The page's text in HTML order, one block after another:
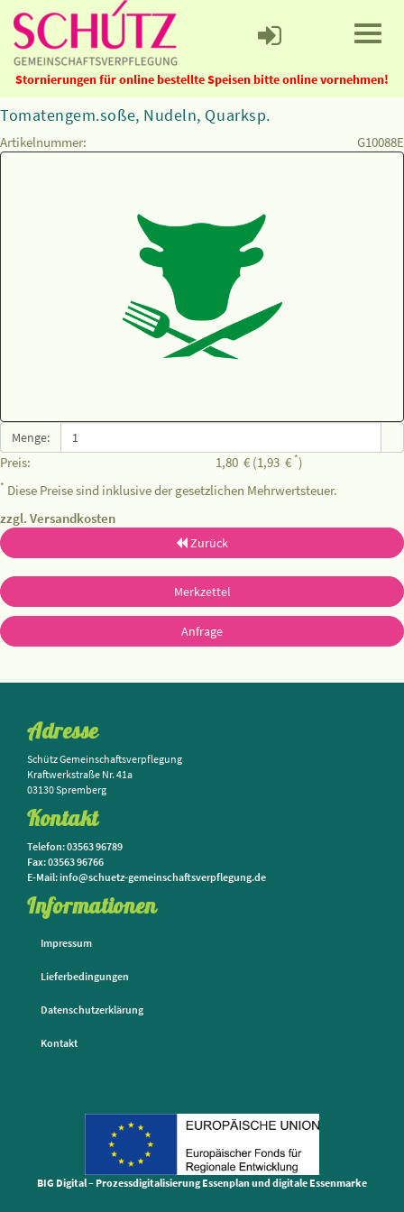
Stornierungen für online bestellte Speisen bitte online vornehmen!
Tomatengem.soße, Nudeln, Quarksp.
Artikelnummer: G10088E
Menge:
Preis: 1,80 € (1,93 € *)
* Diese Preise sind inklusive der gesetzlichen Mehrwertsteuer.
zzgl. Versandkosten
Zurück
Merkzettel
Anfrage
Adresse
Schütz Gemeinschaftsverpflegung
Kraftwerkstraße Nr. 41a
03130 Spremberg
Kontakt
Telefon: 03563 96789
Fax: 03563 96766
E-Mail: info@schuetz-gemeinschaftsverpflegung.de
Informationen
Impressum
Lieferbedingungen
Datenschutzerklärung
Kontakt
BIG Digital – Prozessdigitalisierung Essenplan und digitale Essenmarke